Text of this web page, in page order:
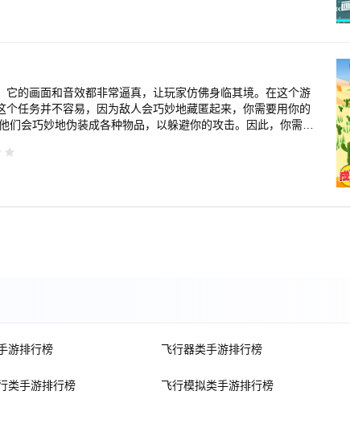
它的画面和音效都非常逼真，让玩家仿佛身临其境。在这个游
任务并不容易，因为敌人会巧妙地藏匿起来，你需要用你的
会巧妙地伪装成各种物品，以躲避你的攻击。因此，你需要
擎。游戏中的物理效果
游排行榜 飞行器类手游排行榜
类手游排行榜 飞行模拟类手游排行榜